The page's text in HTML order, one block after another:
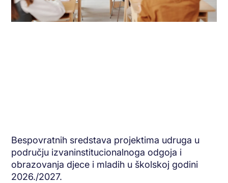
Bespovratnih sredstava projektima udruga u
području izvaninstitucionalnoga odgoja i
obrazovanja djece i mladih u školskoj godini
2026./2027.